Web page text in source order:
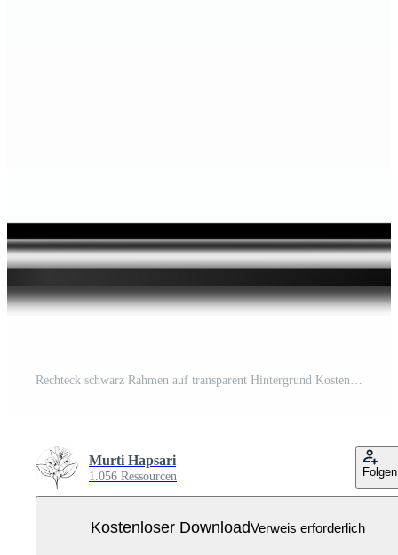
Murti Hapsari
1.056 Ressourcen Folgen
Kostenloser DownloadVerweis erforderlich